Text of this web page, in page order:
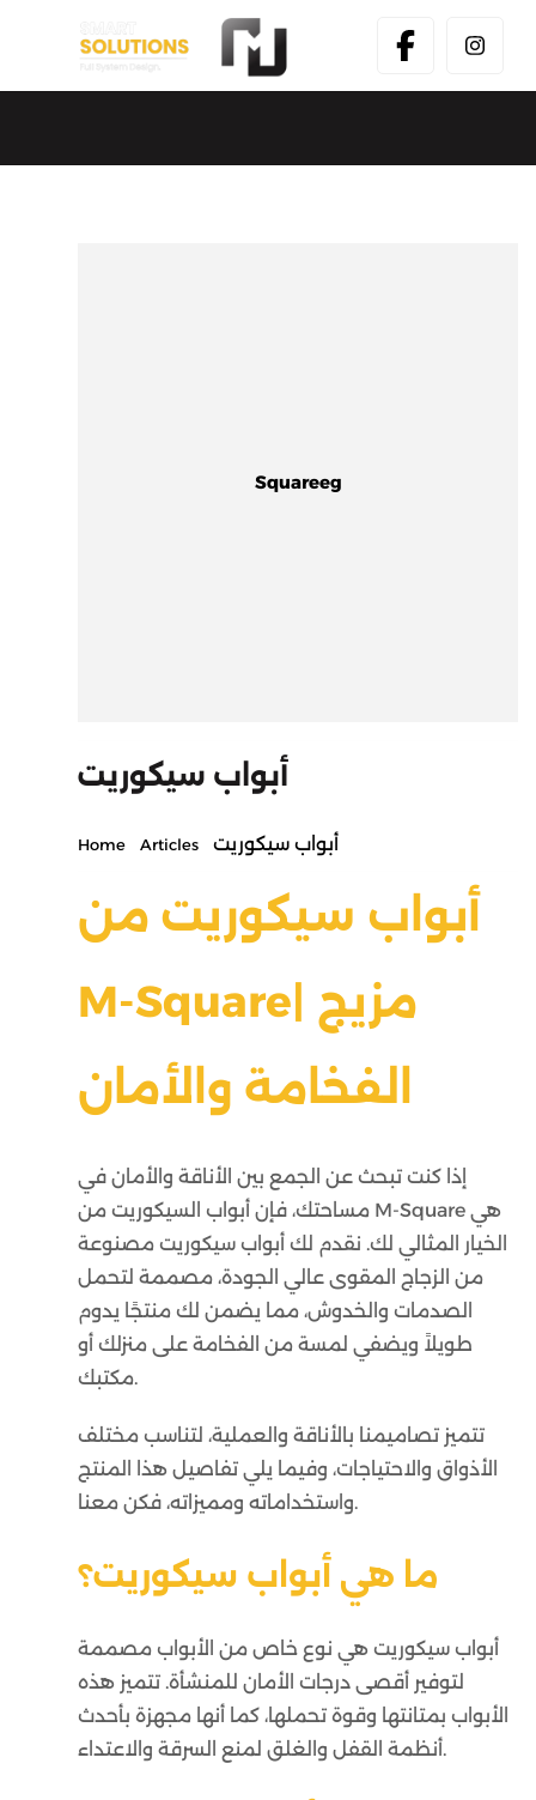
أبواب سيكوريت
Home Articles أبواب سيكوريت
أبواب سيكوريت من
M-Square
الفخامة والأمان
إذا كنت تبحث عن الجمع بين الأناقة والأمان في
مساحتك، فإن أبواب السيكوريت من M-Square هي
الخيار المثالي لك. نقدم لك أبواب سيكوريت مصنوعة
من الزجاج المقوى عالي الجودة، مصممة لتحمل
الصدمات والخدوش، مما يضمن لك منتجًا يدوم
طويلاً ويضفي لمسة من الفخامة على منزلك أو
مكتبك.
تتميز تصاميمنا بالأناقة والعملية، لتناسب مختلف
الأذواق والاحتياجات، وفيما يلي تفاصيل هذا المنتج
واستخداماته ومميزاته، فكن معنا.
ما هي أبواب سيكوريت؟
أبواب سيكوريت هي نوع خاص من الأبواب مصممة
لتوفير أقصى درجات الأمان للمنشأة. تتميز هذه
الأبواب بمتانتها وقوة تحملها، كما أنها مجهزة بأحدث
أنظمة القفل والغلق لمنع السرقة والاعتداء.